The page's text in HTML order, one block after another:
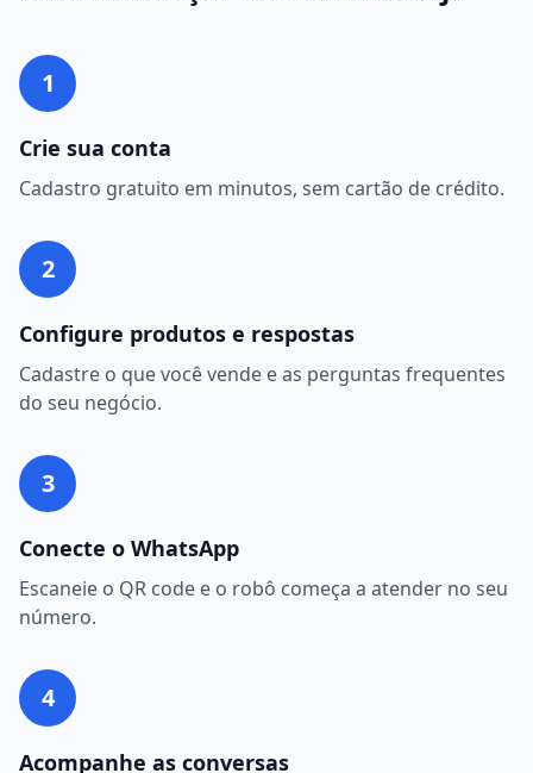
1
Crie sua conta
Cadastro gratuito em minutos, sem cartão de crédito.
2
Configure produtos e respostas
Cadastre o que você vende e as perguntas frequentes
do seu negócio.
3
Conecte o WhatsApp
Escaneie o QR code e o robô começa a atender no seu
número.
4
Acompanhe as conversas